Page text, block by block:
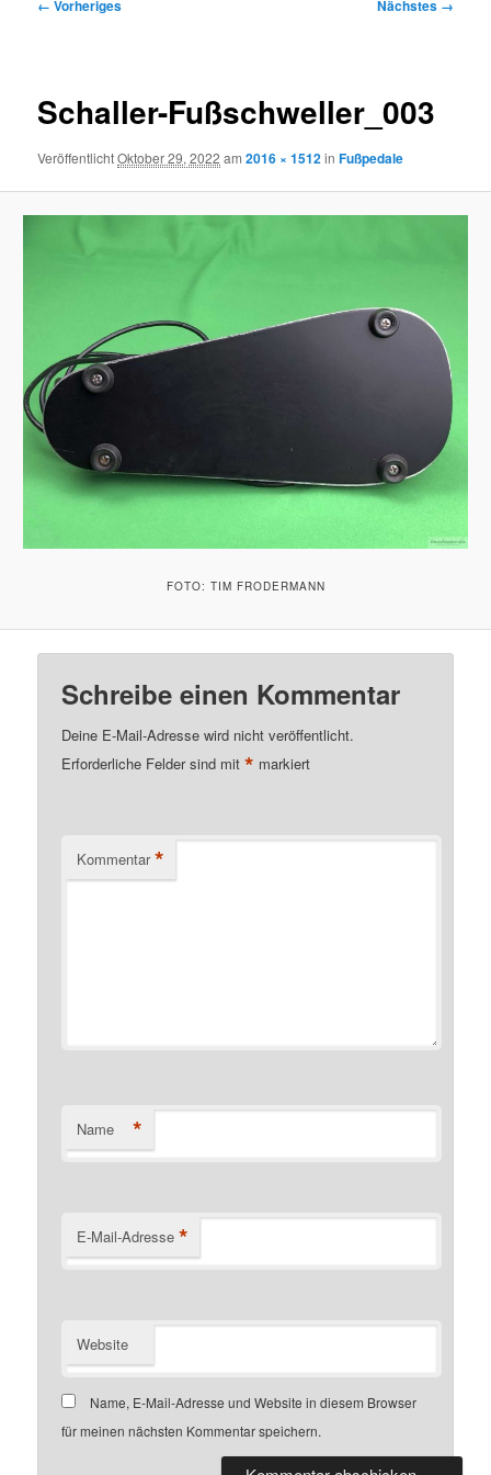
← Vorheriges Nächstes →
Schaller-Fußschweller_003
VeröffentlichtOktober 29, 2022 am2016 × 1512inFußpedale
FOTO: TIM FRODERMANN
Schreibe einen Kommentar
Deine E-Mail-Adresse wird nicht veröffentlicht.
Erforderliche Felder sind mit* markiert
Kommentar *
Name *
E-Mail-Adresse *
Website
Name, E-Mail-Adresse und Website in diesem Browser
für meinen nächsten Kommentar speichern.